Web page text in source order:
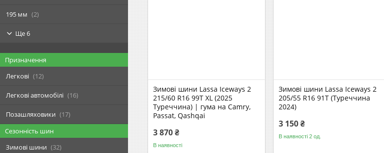
195 мм 2
Ще 6
Призначення
Легкові
12
Легкові автомобілі 16
Позашляховики
17
Сезонність шин
Зимові шини
32
Зимові шини Lassa Iceways 2
215/60 R16 99T XL (2025
Туреччина) | гума на Camry,
Passat, Qashqai
3 870 ₴
В наявності
Зимові шини Lassa Iceways 2
205/55 R16 91T (Туреччина
2024)
3 150 ₴
В наявності 2 од.